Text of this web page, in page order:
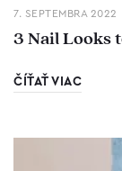
7. SEPTEMBRA 2022
3 Nail Looks
ČÍŤAŤ VIAC